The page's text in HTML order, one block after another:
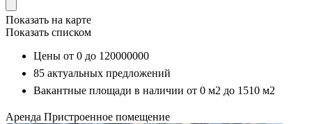
Показать на карте
Показать списком
Цены от 0 до 120000000
85 актуальных предложений
Вакантные площади в наличии от 0 м2 до 1510 м2
Аренда Пристроенное помещение